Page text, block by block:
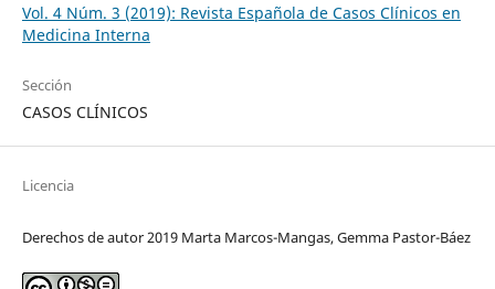
Vol. 4 Núm. 3 (2019): Revista Española de Casos Clínicos en
Medicina Interna
Sección
CASOS CLÍNICOS
Licencia
Derechos de autor 2019 Marta Marcos-Mangas, Gemma Pastor-Báez